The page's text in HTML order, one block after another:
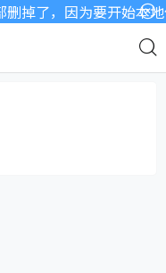
掉了，因为要开始本